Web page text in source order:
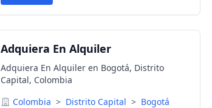
Adquiera En Alquiler
Adquiera En Alquiler en Bogotá, Distrito
Capital, Colombia
Colombia > Distrito Capital > Bogotá